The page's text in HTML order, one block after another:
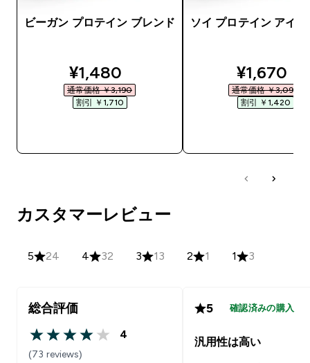
ビーガン プロテイン ブレンド
discounted price
¥1,480‎
通常価格 ￥3,190‎
割引 ￥1,710‎
ソイ プロテイン アイ
¥1,670‎
通常価格 ￥3,090‎
割引 ￥1,420‎
カスタマーレビュー
5 24 4 32 3 13 2 1 1 3
総合評価
4 out of 5 stars
4
(73 reviews)
5 確認済みの購入
汎用性は高い